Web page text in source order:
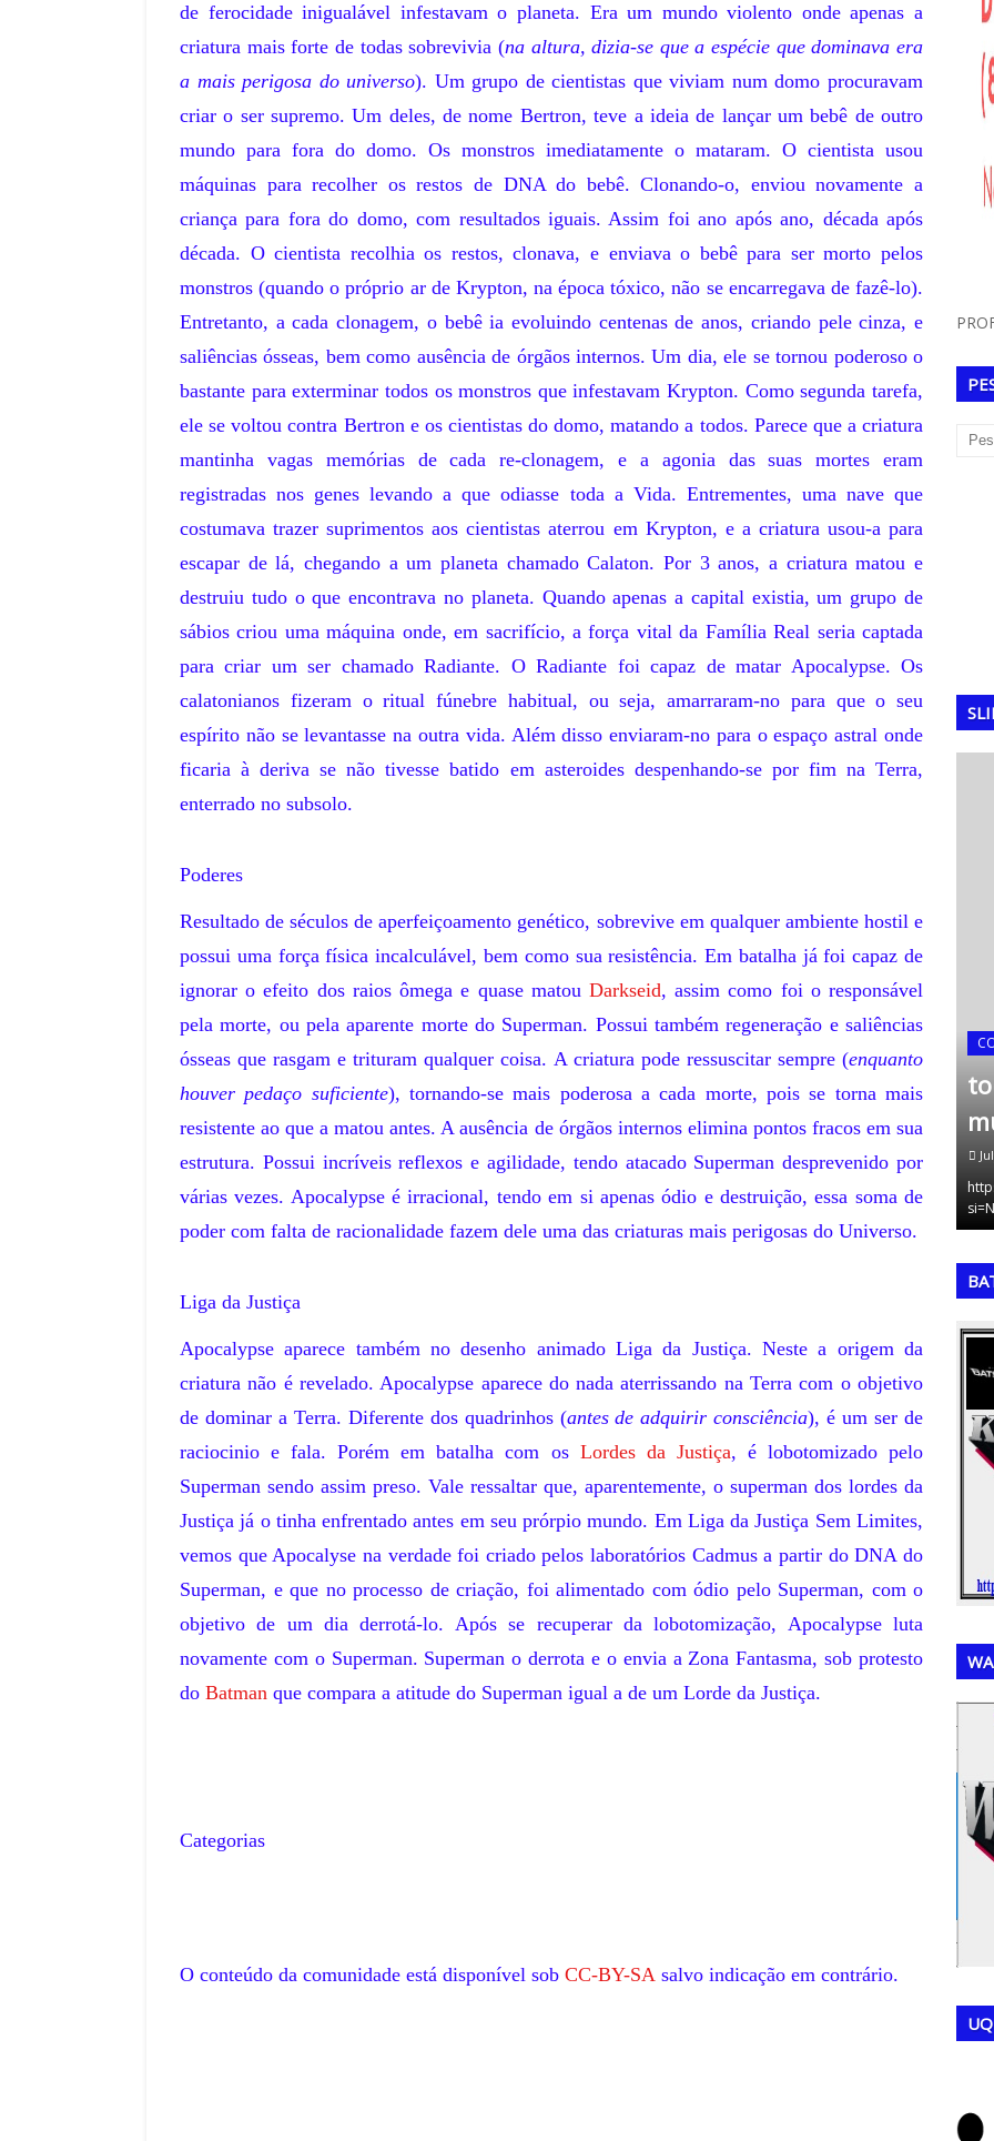
de ferocidade inigualável infestavam o planeta. Era um mundo violento onde apenas a
criatura mais forte de todas sobrevivia (na altura, dizia-se que a espécie que dominava era
a mais perigosa do universo). Um grupo de cientistas que viviam num domo procuravam
criar o ser supremo. Um deles, de nome Bertron, teve a ideia de lançar um bebê de outro
mundo para fora do domo. Os monstros imediatamente o mataram. O cientista usou
máquinas para recolher os restos de DNA do bebê. Clonando-o, enviou novamente a
criança para fora do domo, com resultados iguais. Assim foi ano após ano, década após
década. O cientista recolhia os restos, clonava, e enviava o bebê para ser morto pelos
monstros (quando o próprio ar de Krypton, na época tóxico, não se encarregava de fazê-lo).
Entretanto, a cada clonagem, o bebê ia evoluindo centenas de anos, criando pele cinza, e
saliências ósseas, bem como ausência de órgãos internos. Um dia, ele se tornou poderoso o
bastante para exterminar todos os monstros que infestavam Krypton. Como segunda tarefa,
ele se voltou contra Bertron e os cientistas do domo, matando a todos. Parece que a criatura
mantinha vagas memórias de cada re-clonagem, e a agonia das suas mortes eram
registradas nos genes levando a que odiasse toda a Vida. Entrementes, uma nave que
costumava trazer suprimentos aos cientistas aterrou em Krypton, e a criatura usou-a para
escapar de lá, chegando a um planeta chamado Calaton. Por 3 anos, a criatura matou e
destruiu tudo o que encontrava no planeta. Quando apenas a capital existia, um grupo de
sábios criou uma máquina onde, em sacrifício, a força vital da Família Real seria captada
para criar um ser chamado Radiante. O Radiante foi capaz de matar Apocalypse. Os
calatonianos fizeram o ritual fúnebre habitual, ou seja, amarraram-no para que o seu
espírito não se levantasse na outra vida. Além disso enviaram-no para o espaço astral onde
ficaria à deriva se não tivesse batido em asteroides despenhando-se por fim na Terra,
enterrado no subsolo.
Poderes
Resultado de séculos de aperfeiçoamento genético, sobrevive em qualquer ambiente hostil e
possui uma força física incalculável, bem como sua resistência. Em batalha já foi capaz de
ignorar o efeito dos raios ômega e quase matou Darkseid, assim como foi o responsável
pela morte, ou pela aparente morte do Superman. Possui também regeneração e saliências
ósseas que rasgam e trituram qualquer coisa. A criatura pode ressuscitar sempre (enquanto
houver pedaço suficiente), tornando-se mais poderosa a cada morte, pois se torna mais
resistente ao que a matou antes. A ausência de órgãos internos elimina pontos fracos em sua
estrutura. Possui incríveis reflexos e agilidade, tendo atacado Superman desprevenido por
várias vezes. Apocalypse é irracional, tendo em si apenas ódio e destruição, essa soma de
poder com falta de racionalidade fazem dele uma das criaturas mais perigosas do Universo.
Liga da Justiça
Apocalypse aparece também no desenho animado Liga da Justiça. Neste a origem da
criatura não é revelado. Apocalypse aparece do nada aterrissando na Terra com o objetivo
de dominar a Terra. Diferente dos quadrinhos (antes de adquirir consciência), é um ser de
raciocinio e fala. Porém em batalha com os Lordes da Justiça, é lobotomizado pelo
Superman sendo assim preso. Vale ressaltar que, aparentemente, o superman dos lordes da
Justiça já o tinha enfrentado antes em seu prórpio mundo. Em Liga da Justiça Sem Limites,
vemos que Apocalyse na verdade foi criado pelos laboratórios Cadmus a partir do DNA do
Superman, e que no processo de criação, foi alimentado com ódio pelo Superman, com o
objetivo de um dia derrotá-lo. Após se recuperar da lobotomização, Apocalypse luta
novamente com o Superman. Superman o derrota e o envia aZona Fantasma, sob protesto
do Batman que compara a atitude do Superman igual a de um Lorde da Justiça.
Categorias
O conteúdo da comunidade está disponível sob CC-BY-SA salvo indicação em contrário.
Mundo de 1958:
se Curva ao Rei
de 1958: O Mundo se Curva ao
edição da Copa do Mundo, …
,
A Taça Independência de
1972: O Mundialito
comemorativo no Brasil
July 12, 2026
A Taça Independência de 1972: O Mundialito
comemorativo no BrasilA Taça Independência,…
,
COPA DO MUNDO
A Copa do Mundo de 2002:
O Pentacampeonato
Brasileiro na Ásia
July 11, 2026
A Copa do Mundo de 2002: O Pentacampeonato
Brasileiro na ÁsiaA décima sétima edição da…